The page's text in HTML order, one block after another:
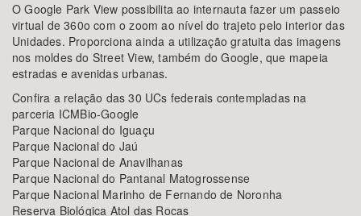
O Google Park View possibilita ao internauta fazer um passeio
virtual de 360o com o zoom ao nível do trajeto pelo interior das
Unidades. Proporciona ainda a utilização gratuita das imagens
nos moldes do Street View, também do Google, que mapeia
estradas e avenidas urbanas.
Confira a relação das 30 UCs federais contempladas na
parceria ICMBio-Google
Parque Nacional do Iguaçu
Parque Nacional do Jaú
Parque Nacional de Anavilhanas
Parque Nacional do Pantanal Matogrossense
Parque Nacional Marinho de Fernando de Noronha
Reserva Biológica Atol das Rocas